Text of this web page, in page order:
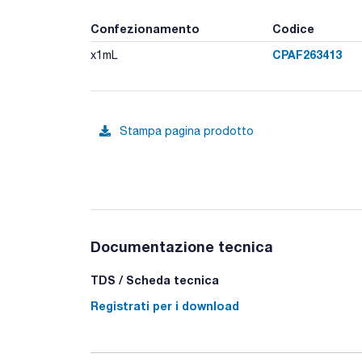
Confezionamento Codice
x1mL CPAF263413
Stampa pagina prodotto
Documentazione tecnica
TDS / Scheda tecnica
Registrati per i download